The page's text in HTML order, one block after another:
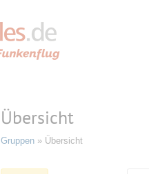
Übersicht
Gruppen» Übersicht